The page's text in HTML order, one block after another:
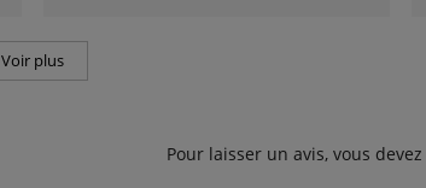
Voir plus
Pour laisser un avis, vous devez